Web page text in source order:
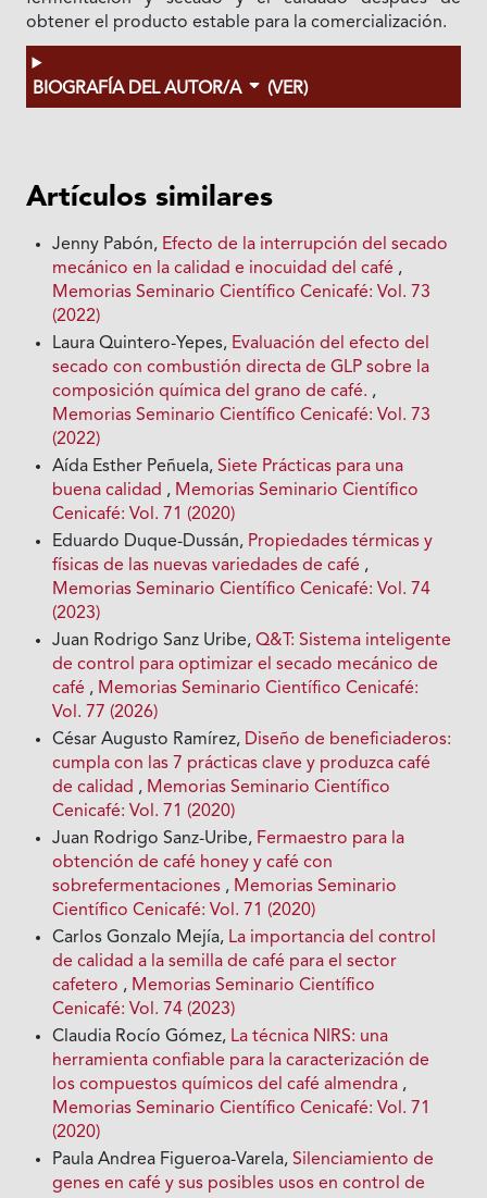
obtener el producto estable para la comercialización.
BIOGRAFÍA DEL AUTOR/A (VER)
Artículos similares
Jenny Pabón, Efecto de la interrupción del secado
mecánico en la calidad e inocuidad del café ,
Memorias Seminario Científico Cenicafé: Vol. 73
(2022)
Laura Quintero-Yepes, Evaluación del efecto del
secado con combustión directa de GLP sobre la
composición química del grano de café. ,
Memorias Seminario Científico Cenicafé: Vol. 73
(2022)
Aída Esther Peñuela,Siete Prácticas para una
buena calidad , Memorias Seminario Científico
Cenicafé: Vol. 71 (2020)
Eduardo Duque-Dussán, Propiedades térmicas y
físicas de las nuevas variedades de café ,
Memorias Seminario Científico Cenicafé: Vol. 74
(2023)
Juan Rodrigo Sanz Uribe,Q&T: Sistema inteligente
de control para optimizar el secado mecánico de
café , Memorias Seminario Científico Cenicafé:
Vol. 77 (2026)
César Augusto Ramírez, Diseño de beneficiaderos:
cumpla con las 7 prácticas clave y produzca café
de calidad , Memorias Seminario Científico
Cenicafé: Vol. 71 (2020)
Juan Rodrigo Sanz-Uribe, Fermaestro para la
obtención de café honey y café con
sobrefermentaciones , Memorias Seminario
Científico Cenicafé: Vol. 71 (2020)
Carlos Gonzalo Mejía, La importancia del control
de calidad a la semilla de café para el sector
cafetero , Memorias Seminario Científico
Cenicafé: Vol. 74 (2023)
Claudia Rocío Gómez, La técnica NIRS: una
herramienta confiable para la caracterización de
los compuestos químicos del café almendra ,
Memorias Seminario Científico Cenicafé: Vol. 71
(2020)
Paula Andrea Figueroa-Varela,Silenciamiento de
genes en café y sus posibles usos en control de